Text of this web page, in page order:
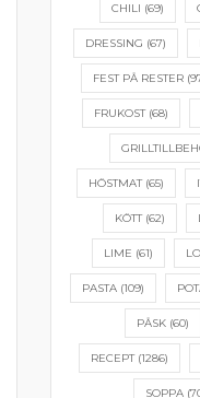
CHILI (69)
DRESSING (67)
FEST PÅ RESTER
FRUKOST(68)
HÖSTMAT(65)
KÖTT(62)
LIME (61)
PASTA (109)
PÅSK (60)
RECEPT(1286)
SOPPA